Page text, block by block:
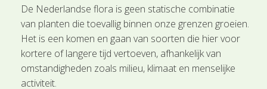
De Nederlandse flora is geen statische combinatie
van planten die toevallig binnen onze grenzen groeien.
Het is een komen en gaan van soorten die hier voor
kortere of langere tijd vertoeven, afhankelijk van
omstandigheden zoals milieu, klimaat en menselijke
activiteit.